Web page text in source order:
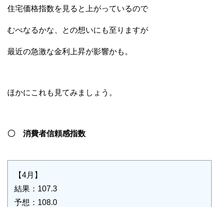
住宅価格指数を見ると上がっているので
むべなるかな、との想いにも至りますが
最近の急激な金利上昇が影響かも。
ほかにこれも見てみましょう。
〇 消費者信頼感指数
【4月】
結果：107.3
予想：108.0